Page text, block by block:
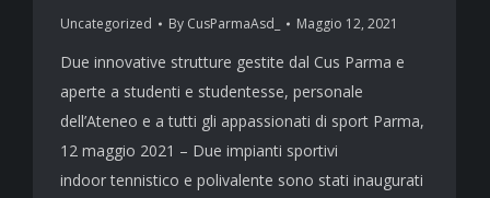
Uncategorized By CusParmaAsd_ Maggio 12, 2021
Due innovative strutture gestite dal Cus Parma e
aperte a studenti e studentesse, personale
dell’Ateneo e a tutti gli appassionati di sport Parma,
12 maggio 2021 – Due impianti sportivi
indoor tennistico e polivalente sono stati inaugurati